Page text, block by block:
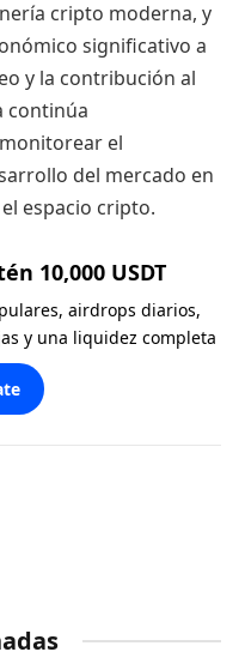
cripto moderna, y
significativo a
y la contribución al
continúa
el
del mercado en
espacio cripto.
10,000 USDT
airdrops diarios,
y una liquidez completa